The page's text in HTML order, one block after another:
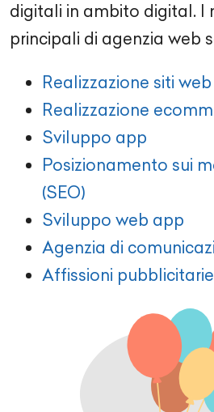
digitali in ambito digital. I
principali di agenzia web
Realizzazione siti web
Realizzazione
Sviluppo app
Posizionamento sui
(SEO)
Sviluppo web app
Agenzia di
Affissioni pubblicitarie